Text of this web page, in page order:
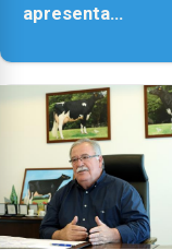
apresenta
Paisagem’